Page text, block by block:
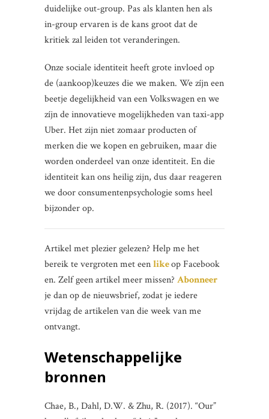
duidelijke out-group. Pas als klanten hen als
in-group ervaren is de kans groot dat de
kritiek zal leiden tot veranderingen.
Onze sociale identiteit heeft grote invloed op
de (aankoop)keuzes die we maken. We zíjn een
beetje degelijkheid van een Volkswagen en we
zíjn de innovatieve mogelijkheden van taxi-app
Uber. Het zijn niet zomaar producten of
merken die we kopen en gebruiken, maar die
worden onderdeel van onze identiteit. En die
identiteit kan ons heilig zijn, dus daar reageren
we door consumentenpsychologie soms heel
bijzonder op.
Artikel met plezier gelezen? Help me het
bereik te vergroten met eenlikeop Facebook
en. Zelf geen artikel meer missen? Abonneer
je dan op de nieuwsbrief, zodat je iedere
vrijdag de artikelen van die week van me
ontvangt.
Wetenschappelijke
bronnen
Chae, B., Dahl, D.W. & Zhu, R. (2017). “Our”